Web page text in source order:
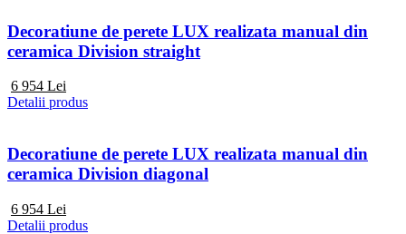
Decoratiune de perete LUX realizata manual din
ceramica Division straight
6 954 Lei
Detalii produs
Decoratiune de perete LUX realizata manual din
ceramica Division diagonal
6 954 Lei
Detalii produs